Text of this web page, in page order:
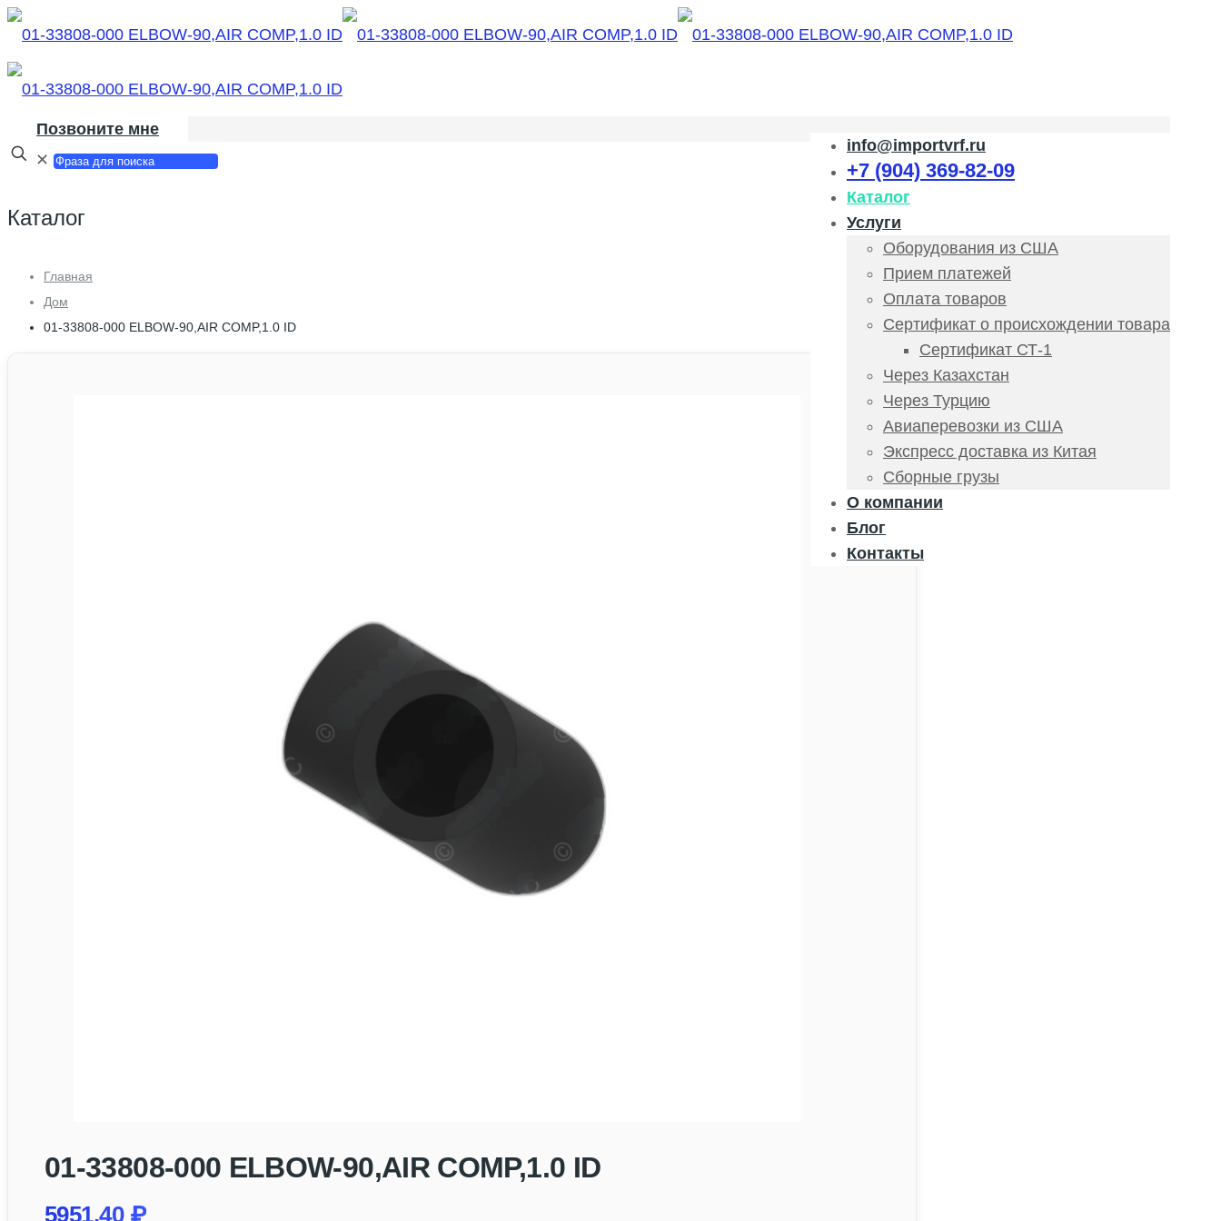
info@importvrf.ru
+7 (904) 369-82-09
Каталог
Услуги
Оборудования из США
Прием платежей
Оплата товаров
Сертификат о происхождении товара
Сертификат СТ-1
Через Казахстан
Через Турцию
Авиаперевозки из США
Экспресс доставка из Китая
Сборные грузы
О компании
Блог
Контакты
Позвоните мне
✕
Каталог
Главная
Дом
01-33808-000 ELBOW-90,AIR COMP,1.0 ID
01-33808-000 ELBOW-90,AIR COMP,1.0 ID
5951,40 ₽